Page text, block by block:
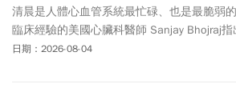
清晨是人體心血管系統最忙碌、也是最脆弱
臨床經驗的美國心臟科醫師 Sanjay Bhojraj
康，他每天早上9點以前，絕對不會做的5件
日期：2026-08-04